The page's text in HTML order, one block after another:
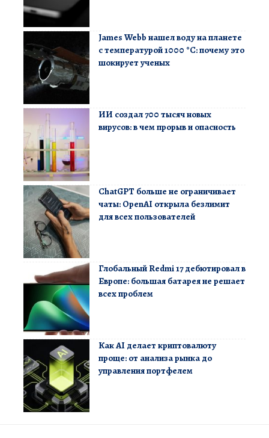
James Webb нашел воду на планете
с температурой 1000 °C: почему это
шокирует ученых
ИИ создал 700 тысяч новых
вирусов: в чем прорыв и опасность
ChatGPT больше не ограничивает
чаты: OpenAI открыла безлимит
для всех пользователей
Глобальный Redmi 17 дебютировал в
Европе: большая батарея не решает
всех проблем
Как AI делает криптовалюту
проще: от анализа рынка до
управления портфелем